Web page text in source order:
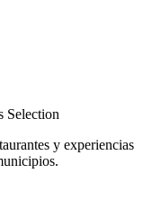
Selection
y experiencias